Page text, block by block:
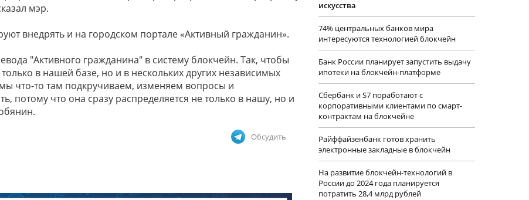
мэр.
внедрять и на городском портале «Активный гражданин».
"Активного гражданина" в систему блокчейн. Так, чтобы
в нашей базе, но и в нескольких других независимых
что-то там подкручиваем, изменяем вопросы и
потому что она сразу распределяется не только в нашу, но и
Обсудить
искусства
74% центральных банков мира
интересуются технологией блокчейн
Банк России планирует запустить выдачу
ипотеки на блокчейн-платформе
Сбербанк и S7 поработают с
корпоративными клиентами по смарт-
контрактам на блокчейне
Райффайзенбанк готов хранить
электронные закладные в блокчейн
На развитие блокчейн-технологий в
России до 2024 года планируется
потратить 28,4 млрд рублей